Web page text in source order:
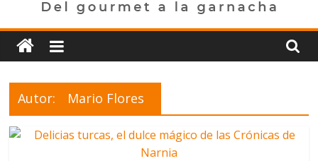
Gordoteca
Del
garnacha
Autor: Mario Flores